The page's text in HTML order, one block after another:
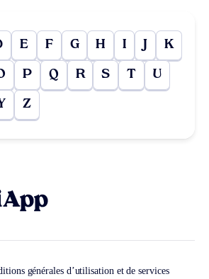
E F G H I J K
P Q R S T U
Z
générales d’utilisation et de services